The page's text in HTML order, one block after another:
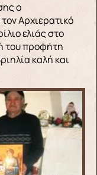
ο
Αρχιερατικό
ελιάς στο
του προφήτη
καλή και